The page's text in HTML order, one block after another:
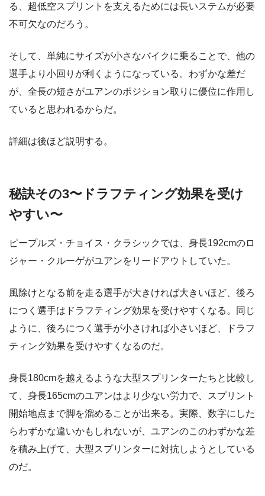
る、超低空スプリントを支えるためには長いステムが必要
不可欠なのだろう。
そして、単純にサイズが小さなバイクに乗ることで、他の
選手より小回りが利くようになっている。わずかな差だ
が、全長の短さがユアンのポジション取りに優位に作用し
ていると思われるからだ。
詳細は後ほど説明する。
秘訣その3〜ドラフティング効果を受け
やすい〜
ピープルズ・チョイス・クラシックでは、身長192cmのロ
ジャー・クルーゲがユアンをリードアウトしていた。
風除けとなる前を走る選手が大きければ大きいほど、後ろ
につく選手はドラフティング効果を受けやすくなる。同じ
ように、後ろにつく選手が小さければ小さいほど、ドラフ
ティング効果を受けやすくなるのだ。
身長180cmを越えるような大型スプリンターたちと比較し
て、身長165cmのユアンはより少ない労力で、スプリント
開始地点まで脚を溜めることが出来る。実際、数字にした
らわずかな違いかもしれないが、ユアンのこのわずかな差
を積み上げて、大型スプリンターに対抗しようとしている
のだ。